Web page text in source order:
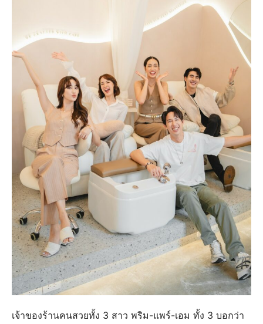
เจ้าของร้านคนสวยทั้ง 3 สาว พริม-แพร์-เอม ทั้ง 3 บอกว่า